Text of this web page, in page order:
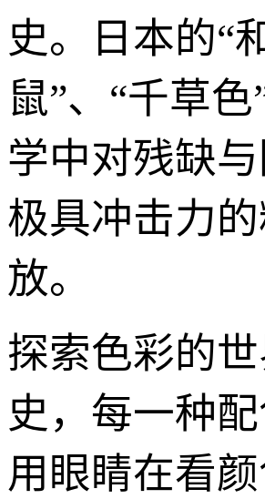
史。日本的“
鼠”、“千草
学中对残缺
极具冲击力
放。
探索色彩的
史，每一种
用眼睛在看